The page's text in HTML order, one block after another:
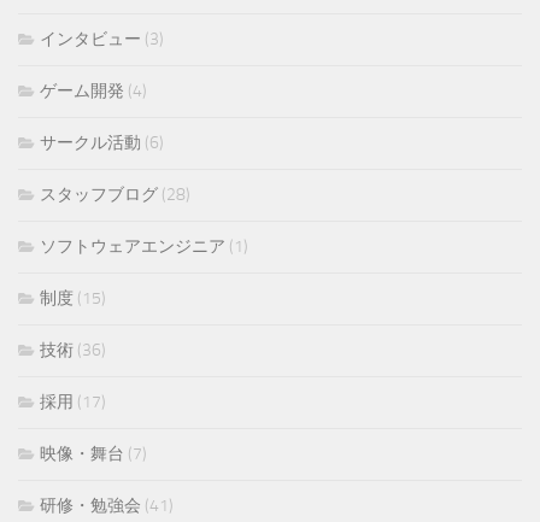
インタビュー (3)
ゲーム開発 (4)
サークル活動 (6)
スタッフブログ (28)
ソフトウェアエンジニア (1)
制度 (15)
技術 (36)
採用 (17)
映像・舞台 (7)
研修・勉強会 (41)